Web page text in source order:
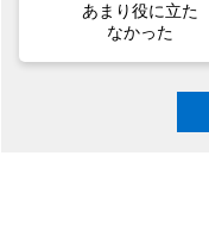
あまり役に立た
なかった